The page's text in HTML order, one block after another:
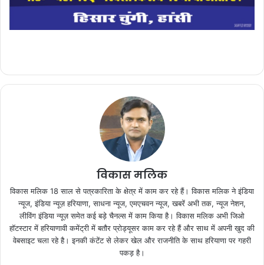
विकास मलिक
विकास मलिक 18 साल से पत्रकारिता के क्षेत्र में काम कर रहे हैं। विकास मलिक ने इंडिया
न्यूज, इंडिया न्यूज़ हरियाणा, साधना न्यूज, एमएचवन न्यूज, खबरें अभी तक, न्यूज नेशन,
लीविंग इंडिया न्यूज़ समेत कई बड़े चैनल्स में काम किया है। विकास मलिक अभी जिओ
हॉटस्टार में हरियाणावी कमेंट्री में बतौर प्रोड्यूसर काम कर रहे हैं और साथ में अपनी खुद की
वेबसाइट चला रहे है। इनकी कंटेंट से लेकर खेल और राजनीति के साथ हरियाणा पर गहरी
पकड़ है।